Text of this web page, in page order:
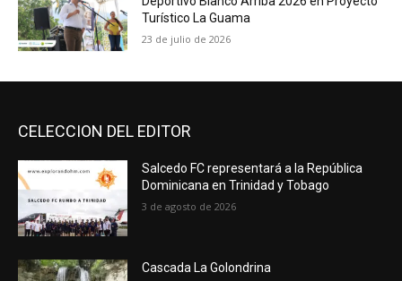
Turístico La Guama
23 de julio de 2026
CELECCION DEL EDITOR
Salcedo FC representará a la República
Dominicana en Trinidad y Tobago
3 de agosto de 2026
Cascada La Golondrina